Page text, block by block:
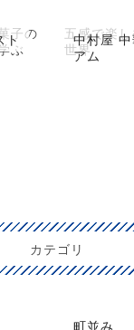
ト
子の
ぶ
中村屋
アム
五感で楽
世界
カテゴリ
町並み